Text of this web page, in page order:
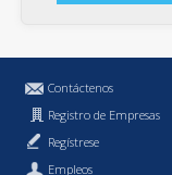
Contáctenos
Registro de Empresas
Regístrese
Empleos